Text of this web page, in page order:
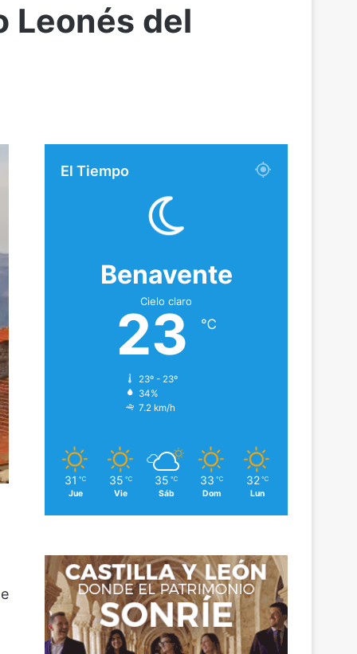
Leonés del
El Tiempo
Benavente
Cielo claro
23 ℃
23º - 23º
34%
7.2 km/h
31 ℃
Jue
35 ℃
Vie
35 ℃
Sáb
33 ℃
Dom
32 ℃
Lun